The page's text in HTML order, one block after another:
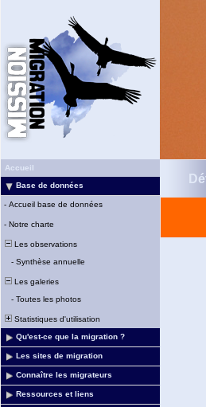
Accueil
Base de données
- Accueil base de données
- Notre charte
Les observations
- Synthèse annuelle
Les galeries
- Toutes les photos
Statistiques d'utilisation
Qu'est-ce que la migration ?
Les sites de migration
Connaître les migrateurs
Ressources et liens